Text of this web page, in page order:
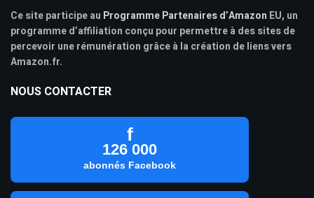
Ce site participe au Programme Partenaires d’Amazon EU, un
programme d’affiliation conçu pour permettre à des sites de
percevoir une rémunération grâce à la création de liens vers
Amazon.fr.
NOUS CONTACTER
f
126 000
abonnés Facebook